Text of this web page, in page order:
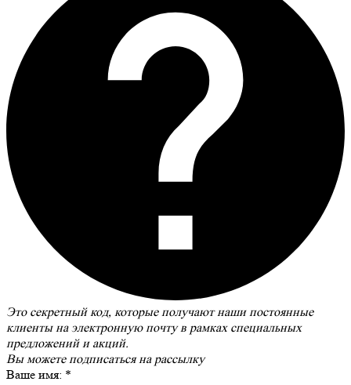
Это секретный код, которые получают наши постоянные
клиенты на электронную почту в рамках специальных
предложений и акций.
Вы можетеподписаться на рассылку
Ваше имя: *